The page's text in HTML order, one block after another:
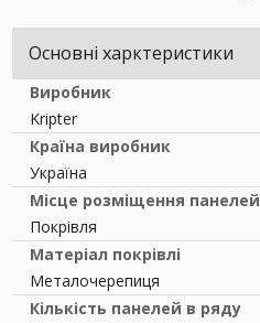
Основні харктеристики
Виробник
Kripter
Країна виробник
Україна
Місце розміщення панелей
Покрівля
Матеріал покрівлі
Металочерепиця
Кількість панелей в ряду